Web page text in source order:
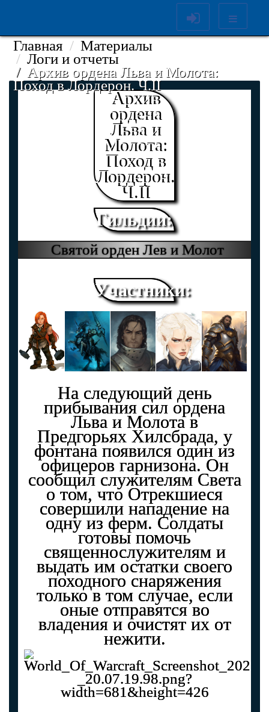
Главная
Материалы
Логи и отчеты
Архив ордена Льва и Молота:
Поход в Лордерон. Ч.II
Архив
ордена
Льва и
Молота:
Поход в
Лордерон.
Ч.II
Гильдии:
Святой орден Лев и Молот
Участники:
На следующий день
прибывания сил ордена
Льва и Молота в
Предгорьях Хилсбрада, у
фонтана появился один из
офицеров гарнизона. Он
сообщил служителям Света
о том, что Отрекшиеся
совершили нападение на
одну из ферм. Солдаты
готовы помочь
священнослужителям и
выдать им остатки своего
походного снаряжения
только в том случае, если
оные отправятся во
владения и очистят их от
нежити.